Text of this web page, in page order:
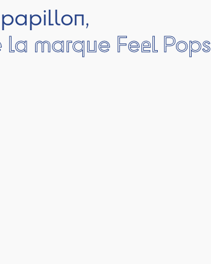
marque Feel Pops